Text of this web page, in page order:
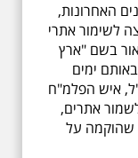
האחרונות,
לשימור אתרי
בשם "ארץ
ימים
איש הפלמ"ח
אתרים,
שהוקמה על